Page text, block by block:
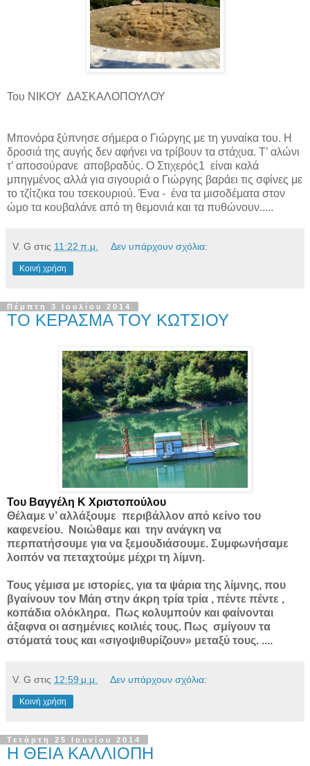
Του ΝΙΚΟΥ ΔΑΣΚΑΛΟΠΟΥΛΟΥ
Μπονόρα ξύπνησε σήμερα ο Γιώργης με τη γυναίκα του. Η
δροσιά της αυγής δεν αφήνει να τρίβουν τα στάχυα. Τ’ αλώνι
τ’ αποσούρανε αποβραδύς. Ο Στιχερός1 είναι καλά
μπηγμένος αλλά για σιγουριά ο Γιώργης βαράει τις σφίνες με
το τζίτζικα του τσεκουριού. Ένα - ένα τα μισοδέματα στον
ώμο τα κουβαλάνε από τη θεμονιά και τα πυθώνουν.....
V. G στις 11:22 π.μ. Δεν υπάρχουν σχόλια:
Κοινή χρήση
Πέμπτη 3 Ιουλίου 2014
ΤΟ ΚΕΡΑΣΜΑ ΤΟΥ ΚΩΤΣΙΟΥ
Του Βαγγέλη Κ Χριστοπούλου
Θέλαμε ν’ αλλάξουμε περιβάλλον από κείνο του
καφενείου. Νοιώθαμε και την ανάγκη να
περπατήσουμε για να ξεμουδιάσουμε. Συμφωνήσαμε
λοιπόν να πεταχτούμε μέχρι τη λίμνη.
Τους γέμισα με ιστορίες, για τα ψάρια της λίμνης, που
βγαίνουν τον Μάη στην άκρη τρία τρία , πέντε πέντε ,
κοπάδια ολόκληρα. Πως κολυμπούν και φαίνονται
άξαφνα οι ασημένιες κοιλιές τους. Πως σμίγουν τα
στόματά τους και «σιγοψιθυρίζουν» μεταξύ τους. ....
V. G στις 12:59 μ.μ. Δεν υπάρχουν σχόλια:
Κοινή χρήση
Τετάρτη 25 Ιουνίου 2014
Η ΘΕΙΑ ΚΑΛΛΙΟΠΗ